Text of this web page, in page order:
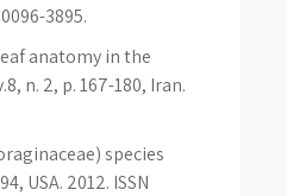
3895.
anatomy in the
n. 2, p. 167-180, Iran.
species
USA. 2012. ISSN